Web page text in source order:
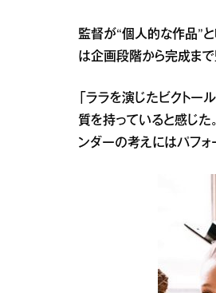
監督が“個人的な作品”と
は企画段階から完成まで
「ララを演じたビクト
質を持っていると感じた
ンダーの考えにはパフォ